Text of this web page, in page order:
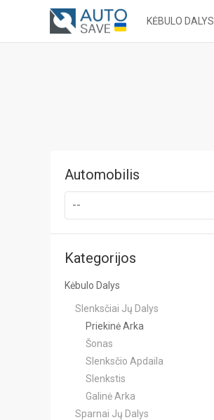
KĖBULO DALYS
Automobilis
Kategorijos
Kėbulo Dalys
Slenksčiai Jų Dalys
Priekinė Arka
Šonas
Slenksčio Apdaila
Slenkstis
Galinė Arka
Sparnai Jų Dalys